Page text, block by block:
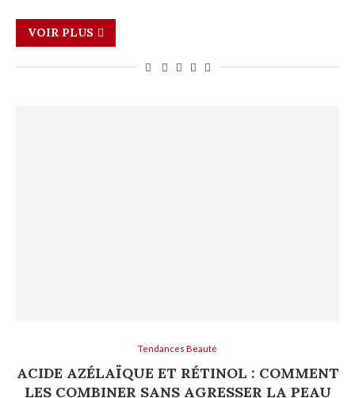
VOIR PLUS
Tendances Beauté
ACIDE AZÉLAÏQUE ET RÉTINOL : COMMENT
LES COMBINER SANS AGRESSER LA PEAU